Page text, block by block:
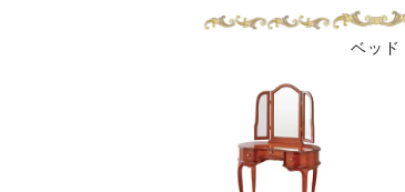
ベッド